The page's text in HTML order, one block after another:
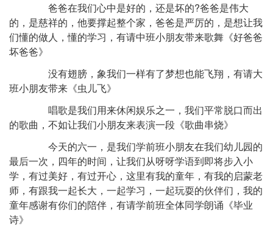
爸爸在我们心中是好的，还是坏的?爸爸是伟大
的，是慈祥的，他要撑起整个家，爸爸是严厉的，是想让我
们懂的做人，懂的学习，有请中班小朋友带来歌舞《好爸爸
坏爸爸》
没有翅膀，象我们一样有了梦想也能飞翔，有请大
班小朋友带来《虫儿飞》
唱歌是我们用来休闲娱乐之一，我们平常脱口而出
的歌曲，不如让我们小朋友来表演一段《歌曲串烧》
今天的六一，是我们学前班小朋友在我们幼儿园的
最后一次，四年的时间，让我们从呀呀学语到即将步入小
学，有过美好，有过开心，这里有我的童年，有我的启蒙老
师，有跟我一起长大，一起学习，一起玩耍的伙伴们，我的
童年感谢有你们的陪伴，有请学前班全体同学朗诵《毕业
诗》